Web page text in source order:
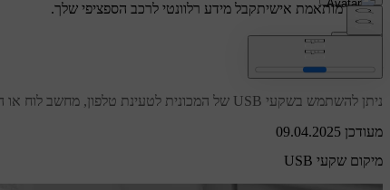
תמיכה מותאמת אישיתקבל מידע רלוונטי לרכב הספציפי שלך.
מעודכן 09.04.2025
ניתן להשתמש בשקעי USB של המכונית לטעינת טלפון, מחשב לוח או התקן אחר.
מיקום שקעי USB